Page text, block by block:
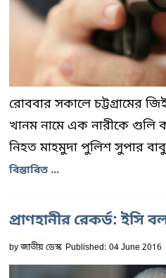
রোববার সকালে চট্টগ্রামের
খানম নামে এক নারীকে গুলি
নিহত মাহমুদা পুলিশ সুপার
বিস্তারিত ...
প্রাণহানীর রেকর্ড: ইসি
byজাতীয় ডেস্ক Published: 04 June 2016